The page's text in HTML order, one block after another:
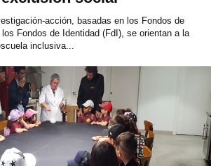
acción, basadas en los Fondos de
Fondos de Identidad (FdI), se orientan a la
inclusiva...